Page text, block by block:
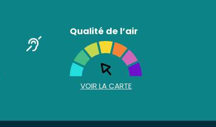
Qualité de l’air
VOIR LA CARTE